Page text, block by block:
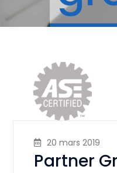
20 mars 2019
Partner